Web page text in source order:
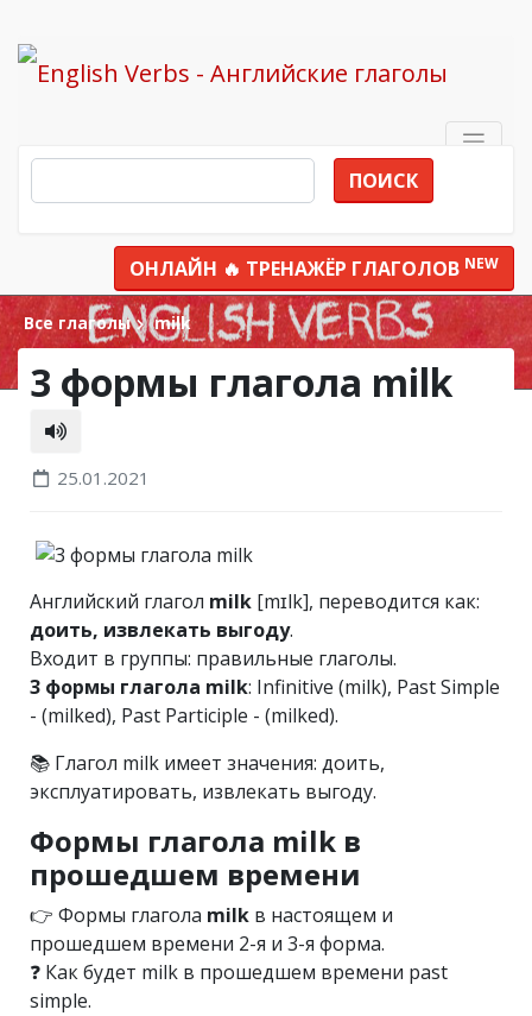
ПОИСК
ОНЛАЙН 🔥 ТРЕНАЖЁР ГЛАГОЛОВ NEW
Все глаголы milk
3 формы глагола milk
25.01.2021
Английский глагол milk [mɪlk], переводится как:
доить, извлекать выгоду.
Входит в группы: правильные глаголы.
3 формы глагола milk: Infinitive (milk), Past Simple
- (milked), Past Participle - (milked).
📚 Глагол milk имеет значения: доить,
эксплуатировать, извлекать выгоду.
Формы глагола milk в
прошедшем времени
👉 Формы глагола milk в настоящем и
прошедшем времени 2-я и 3-я форма.
❓ Как будет milk в прошедшем времени past
simple.